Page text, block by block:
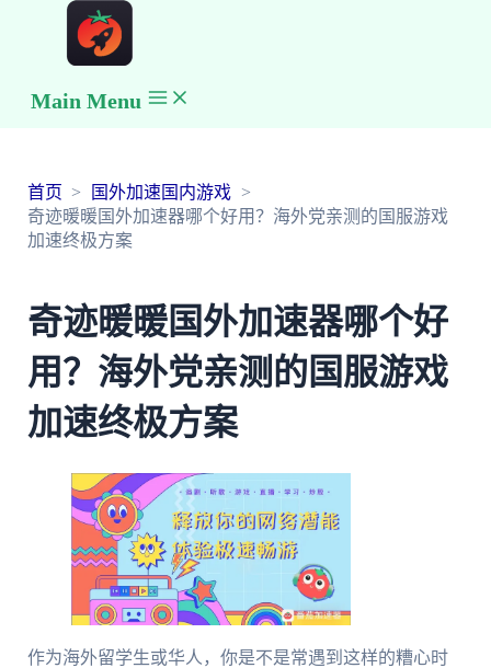
Main Menu
首页
国外加速国内游戏
奇迹暖暖国外加速器哪个好用？海外党亲测的国服游戏
加速终极方案
奇迹暖暖国外加速器哪个好
用？海外党亲测的国服游戏
加速终极方案
作为海外留学生或华人，你是不是常遇到这样的糟心时